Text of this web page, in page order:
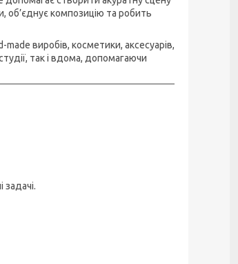
об’єднує композицію та робить
виробів, косметики, аксесуарів,
так і вдома, допомагаючи